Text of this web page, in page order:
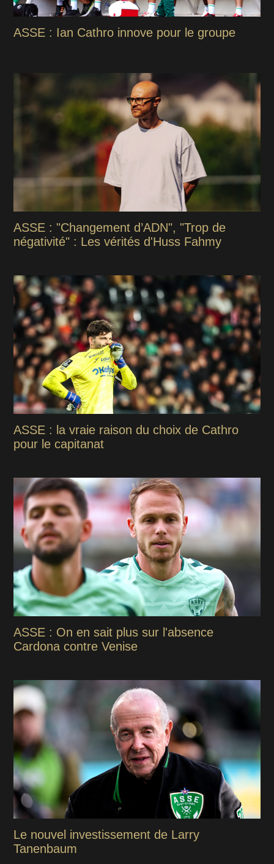
ASSE : Ian Cathro innove pour le groupe
ASSE : "Changement d’ADN", "Trop de
négativité" : Les vérités d'Huss Fahmy
ASSE : la vraie raison du choix de Cathro
pour le capitanat
ASSE : On en sait plus sur l'absence
Cardona contre Venise
Le nouvel investissement de Larry
Tanenbaum